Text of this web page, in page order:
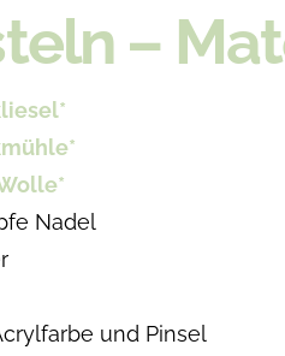
–
Nadel
und Pinsel